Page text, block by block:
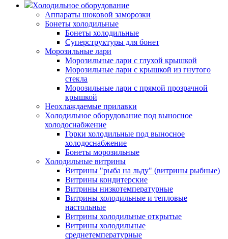
Холодильное оборудование
Аппараты шоковой заморозки
Бонеты холодильные
Бонеты холодильные
Суперструктуры для бонет
Морозильные лари
Морозильные лари с глухой крышкой
Морозильные лари с крышкой из гнутого
стекла
Морозильные лари с прямой прозрачной
крышкой
Неохлаждаемые прилавки
Холодильное оборудование под выносное
холодоснабжение
Горки холодильные под выносное
холодоснабжение
Бонеты морозильные
Холодильные витрины
Витрины "рыба на льду" (витрины рыбные)
Витрины кондитерские
Витрины низкотемпературные
Витрины холодильные и тепловые
настольные
Витрины холодильные открытые
Витрины холодильные
среднетемпературные